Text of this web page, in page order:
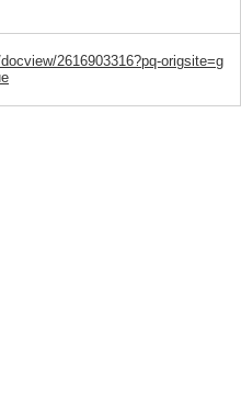
2616903316?pq-origsite=g